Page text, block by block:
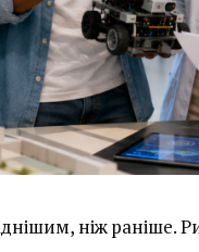
ніж раніше.